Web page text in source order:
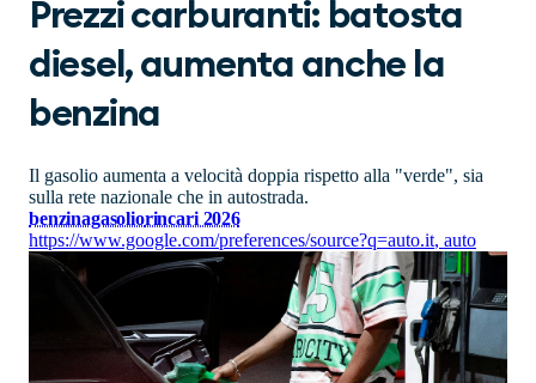
Prezzi carburanti: batosta
diesel, aumenta anche la
benzina
Il gasolio aumenta a velocità doppia rispetto alla "verde", sia
sulla rete nazionale che in autostrada.
benzinagasoliorincari 2026
https://www.google.com/preferences/source?q=auto.it, auto